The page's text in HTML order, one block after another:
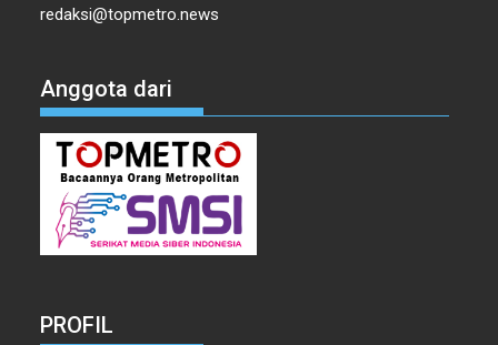
redaksi@topmetro.news
Anggota dari
PROFIL